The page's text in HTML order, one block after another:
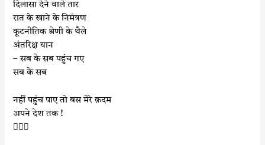
दिलासा देने वाले तार
रात के खाने के निमंत्रण
कूटनीतिक श्रेणी के थैले
अंतरिक्ष यान
– सब के सब पहुंच गए
सब के सब
नहीं पहुंच पाए तो बस मेरे क़दम
अपने देश तक !
